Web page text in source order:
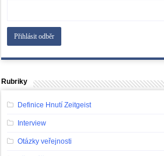
Rubriky
Definice Hnutí Zeitgeist
Interview
Otázky veřejnosti